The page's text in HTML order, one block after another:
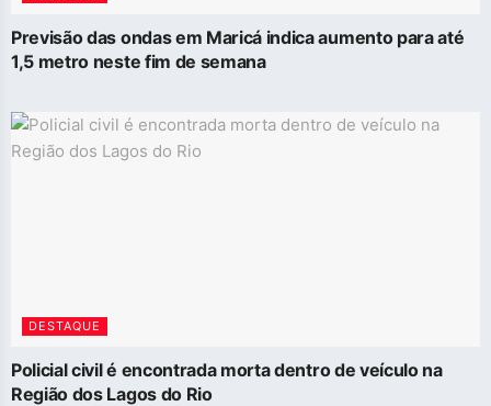
Previsão das ondas em Maricá indica aumento para até
1,5 metro neste fim de semana
DESTAQUE
Policial civil é encontrada morta dentro de veículo na
Região dos Lagos do Rio